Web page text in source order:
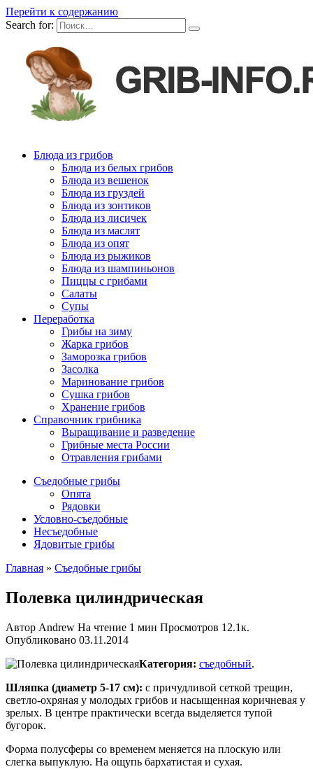
Перейти к содержанию
Search for:
Блюда из грибов
Блюда из белых грибов
Блюда из вешенок
Блюда из груздей
Блюда из зонтиков
Блюда из лисичек
Блюда из маслят
Блюда из опят
Блюда из рыжиков
Блюда из шампиньонов
Пиццы с грибами
Салаты
Супы
Переработка
Грибы на зиму
Жарка грибов
Заморозка грибов
Засолка
Маринование грибов
Сушка грибов
Хранение грибов
Справочник грибника
Выращивание и разведение
Грибные места России
Отравления грибами
Съедобные грибы
Опята
Рядовки
Условно-съедобные
Несъедобные
Ядовитые грибы
Главная » Съедобные грибы
Полевка цилиндрическая
Автор Andrew На чтение 1 мин Просмотров 12.1к.
Опубликовано 03.11.2014
Категория: съедобный.
Шляпка (диаметр 5-17 см): с причудливой сеткой трещин,
светло-охряная у молодых грибов и насыщенная коричневая у
зрелых. В центре практически всегда выделяется тупой
бугорок.
Форма полусферы со временем меняется на плоскую или
слегка выпуклую. На ощупь бархатистая и сухая.